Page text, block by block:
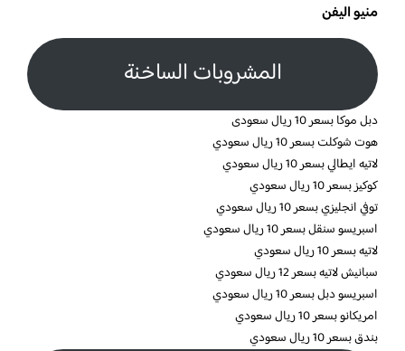
منيو اليفن
المشروبات الساخنة
دبل موكا بسعر 10 ريال سعودى
هوت شوكلت بسعر 10 ريال سعودي
لاتيه ايطالي بسعر 10 ريال سعودي
كوكيز بسعر 10 ريال سعودي
توفي انجليزي بسعر 10 ريال سعودي
اسبريسو سنقل بسعر 10 ريال سعودي
لاتيه بسعر 10 ريال سعودي
سبانيش لاتيه بسعر 12 ريال سعودي
اسبريسو دبل بسعر 10 ريال سعودي
امريكانو بسعر 10 ريال سعودي
بندق بسعر 10 ريال سعودي